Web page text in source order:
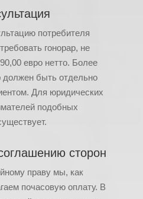
потребителя
гонорар, не
евро нетто. Более
должен быть отдельно
Для юридических
подобных
сторон
праву мы, как
почасовую оплату. В